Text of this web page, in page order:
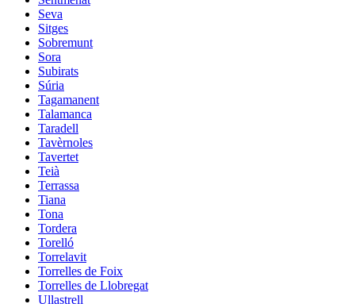
Seva
Sitges
Sobremunt
Sora
Subirats
Súria
Tagamanent
Talamanca
Taradell
Tavèrnoles
Tavertet
Teià
Terrassa
Tiana
Tona
Tordera
Torelló
Torrelavit
Torrelles de Foix
Torrelles de Llobregat
Ullastrell